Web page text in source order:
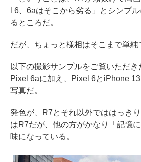
l 6、6aはそこから劣る」とシンプ
るところだ。
だが、ちょっと様相はそこまで単純
以下の撮影サンプルをご覧いただき
Pixel 6aに加え、Pixel 6とiPhone
写真だ。
発色が、R7とそれ以外でははっき
はR7だが、他の方がかなり「記憶
味になっている。